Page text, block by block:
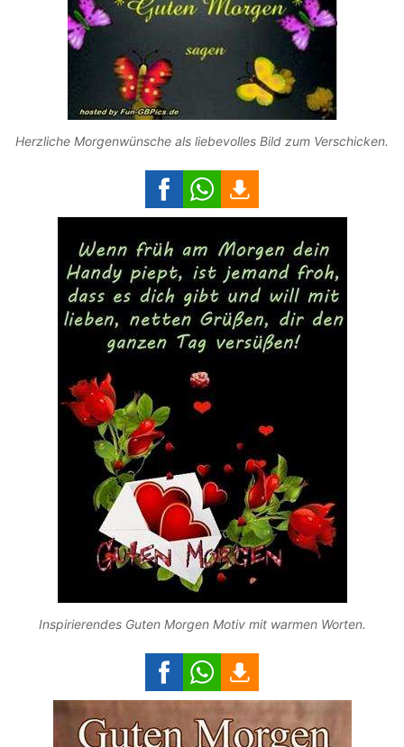
Herzliche Morgenwünsche als liebevolles Bild zum Verschicken.
Inspirierendes Guten Morgen Motiv mit warmen Worten.